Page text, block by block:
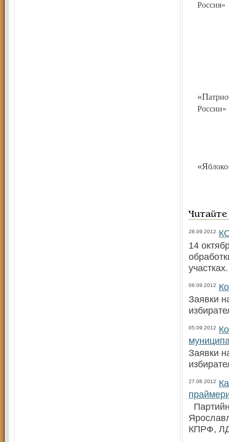
Россия»
«Патриоты
России»
28.09.2012
14
06.09.2012
Заявки
05.09.2012
Заявки
27.08.2012
КПРФ,